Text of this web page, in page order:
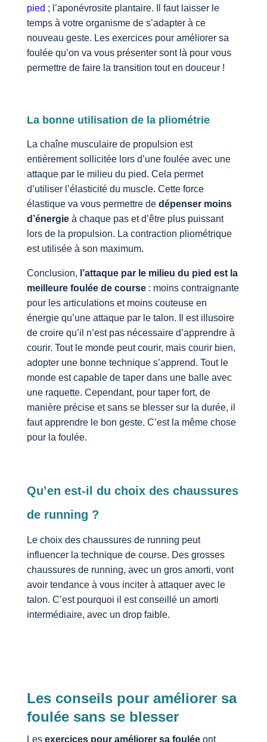
pied ; l’aponévrosite plantaire. Il faut laisser le
temps à votre organisme de s’adapter à ce
nouveau geste. Les exercices pour améliorer sa
foulée qu’on va vous présenter sont là pour vous
permettre de faire la transition tout en douceur !
La bonne utilisation de la pliométrie
La chaîne musculaire de propulsion est
entièrement sollicitée lors d’une foulée avec une
attaque par le milieu du pied. Cela permet
d’utiliser l’élasticité du muscle. Cette force
élastique va vous permettre de dépenser moins
d’énergieà chaque pas et d’être plus puissant
lors de la propulsion. La contraction pliométrique
est utilisée à son maximum.
Conclusion, l’attaque par le milieu du pied est la
meilleure foulée de course: moins contraignante
pour les articulations et moins couteuse en
énergie qu’une attaque par le talon. Il est illusoire
de croire qu’il n’est pas nécessaire d’apprendre à
courir. Tout le monde peut courir, mais courir bien,
adopter une bonne technique s’apprend. Tout le
monde est capable de taper dans une balle avec
une raquette. Cependant, pour taper fort, de
manière précise et sans se blesser sur la durée, il
faut apprendre le bon geste. C’est la même chose
pour la foulée.
Qu’en est-il du choix des chaussures
de running ?
Le choix des chaussures de running peut
influencer la technique de course. Des grosses
chaussures de running, avec un gros amorti, vont
avoir tendance à vous inciter à attaquer avec le
talon. C’est pourquoi il est conseillé un amorti
intermédiaire, avec un drop faible.
Les conseils pour améliorer sa
foulée sans se blesser
Les exercices pour améliorer sa fouléeont